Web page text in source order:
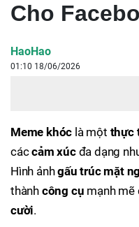
Cho
HaoHao
01:10 18/06/2026
Meme khóc là một thực
cáccảm xúcđa dạng
Hình ảnhgấu trúc mặt
thành công cụ mạnh
cười.